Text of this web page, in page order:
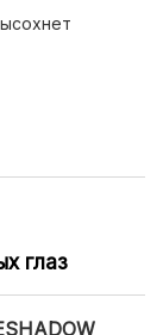
глаз